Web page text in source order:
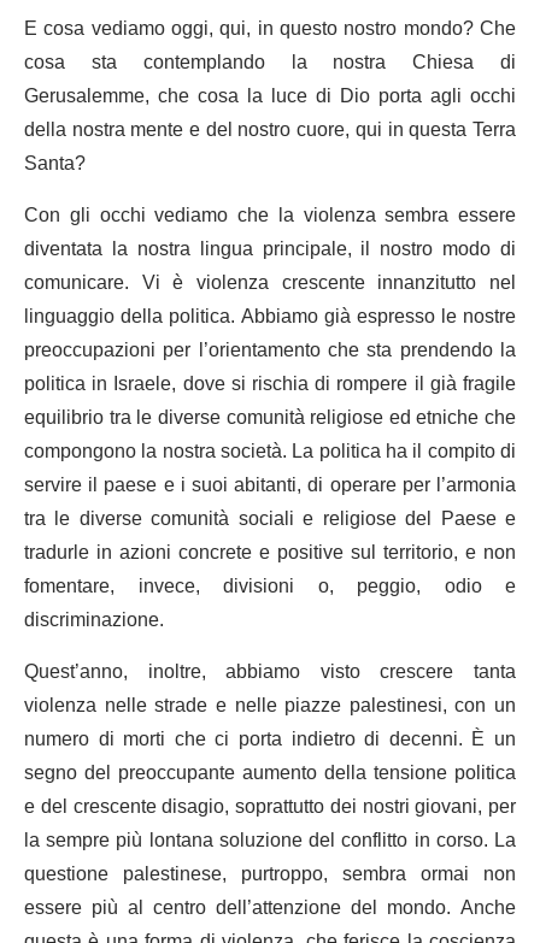
E cosa vediamo oggi, qui, in questo nostro mondo? Che
cosa sta contemplando la nostra Chiesa di
Gerusalemme, che cosa la luce di Dio porta agli occhi
della nostra mente e del nostro cuore, qui in questa Terra
Santa?
Con gli occhi vediamo che la violenza sembra essere
diventata la nostra lingua principale, il nostro modo di
comunicare. Vi è violenza crescente innanzitutto nel
linguaggio della politica. Abbiamo già espresso le nostre
preoccupazioni per l’orientamento che sta prendendo la
politica in Israele, dove si rischia di rompere il già fragile
equilibrio tra le diverse comunità religiose ed etniche che
compongono la nostra società. La politica ha il compito di
servire il paese e i suoi abitanti, di operare per l’armonia
tra le diverse comunità sociali e religiose del Paese e
tradurle in azioni concrete e positive sul territorio, e non
fomentare, invece, divisioni o, peggio, odio e
discriminazione.
Quest’anno, inoltre, abbiamo visto crescere tanta
violenza nelle strade e nelle piazze palestinesi, con un
numero di morti che ci porta indietro di decenni. È un
segno del preoccupante aumento della tensione politica
e del crescente disagio, soprattutto dei nostri giovani, per
la sempre più lontana soluzione del conflitto in corso. La
questione palestinese, purtroppo, sembra ormai non
essere più al centro dell’attenzione del mondo. Anche